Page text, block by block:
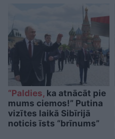
“Paldies, ka atnācāt pie
mums ciemos!” Putina
vizītes laikā Sibīrijā
noticis īsts “brīnums”